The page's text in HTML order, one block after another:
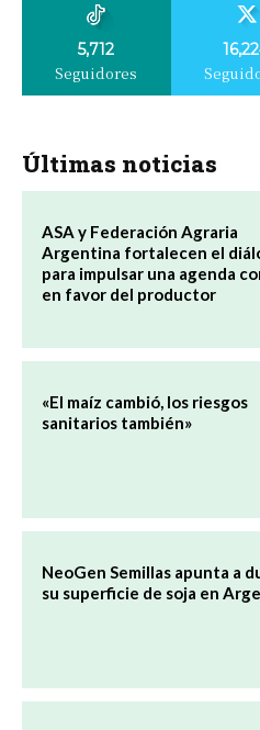
5,712
Seguidores
Últimas noticias
ASA y Federación Agraria
Argentina fortalecen el
para impulsar una agenda
en favor del productor
«El maíz cambió, los riesgos
sanitarios también»
NeoGen Semillas apunta a
su superficie de soja en